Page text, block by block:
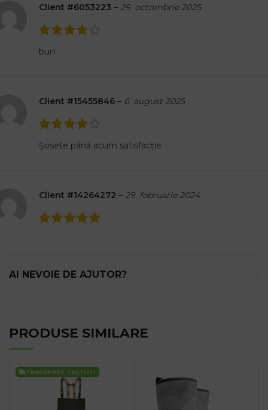
Client #6053223 – 29. octombrie 2025
bun
Client #15455846 – 6. august 2025
Șosete până acum satisfacție
Client #14264272 – 29. februarie 2024
AI NEVOIE DE AJUTOR?
PRODUSE SIMILARE
TRANSPORT GRATUIT!